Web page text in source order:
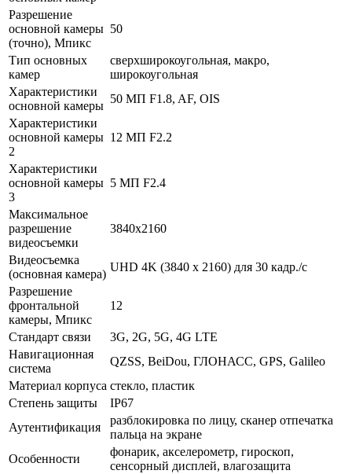
Разрешение
основной камеры
(точно), Мпикс
50
Тип основных
камер
сверхширокоугольная, макро,
широкоугольная
Характеристики
основной камеры
50 МП F1.8, AF, OIS
Характеристики
основной камеры
2
12 МП F2.2
Характеристики
основной камеры
3
5 МП F2.4
Максимальное
разрешение
видеосъемки
3840x2160
Видеосъемка
(основная камера)
UHD 4K (3840 x 2160) для 30 кадр./с
Разрешение
фронтальной
камеры, Мпикс
12
Стандарт связи
3G, 2G, 5G, 4G LTE
Навигационная
система
QZSS, BeiDou, ГЛОНАСС, GPS, Galileo
Материал корпуса стекло, пластик
Степень защиты
IP67
Аутентификация
разблокировка по лицу, сканер отпечатка
пальца на экране
Особенности
фонарик, акселерометр, гироскоп,
сенсорный дисплей, влагозащита